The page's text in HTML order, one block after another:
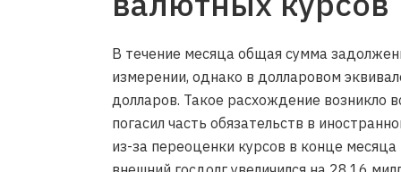
В течение месяца общая сумма
измерении, однако в долларовом
долларов. Такое расхождение возникло
погасил часть обязательств в
из-за переоценки курсов в конце